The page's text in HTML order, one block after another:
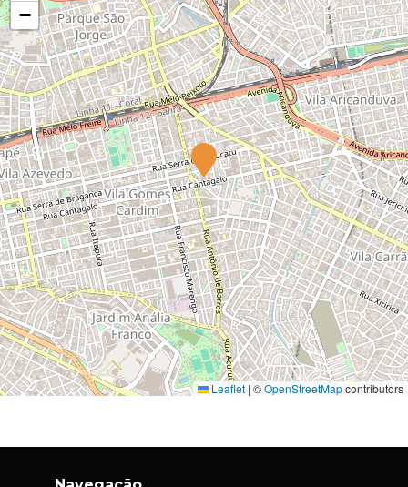
−
Leaflet | ©OpenStreetMapcontributors